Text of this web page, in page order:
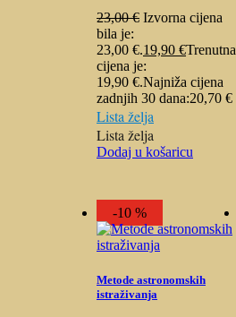
23,00€ Izvorna cijena
bila je:
23,00 €.19,90 €Trenutna
cijena je:
19,90 €.Najniža cijena
zadnjih 30 dana:20,70 €
Lista želja
Lista želja
Dodaj u košaricu
-10 %
Metode astronomskih
istraživanja